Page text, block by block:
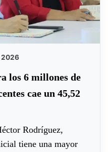
2026
los 6 millones de
cae un 45,52
Rodríguez,
tiene una mayor